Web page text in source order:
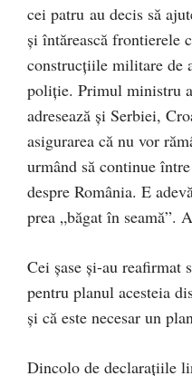
cei patru au decis să
şi întărească frontierele
construcţiile militare de
poliţie. Primul ministru
adresează şi Serbiei,
asigurarea că nu vor
urmând să continue
despre România. E
prea „băgat în seamă”.
Cei şase şi-au
pentru planul acesteia
şi că este necesar un
Dincolo de declaraţiile